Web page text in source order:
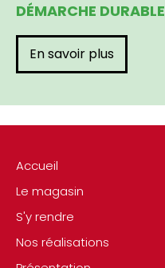
Accueil
Le magasin
S'y rendre
Nos réalisations
DÉMARCHE DURABLE
En savoir plus